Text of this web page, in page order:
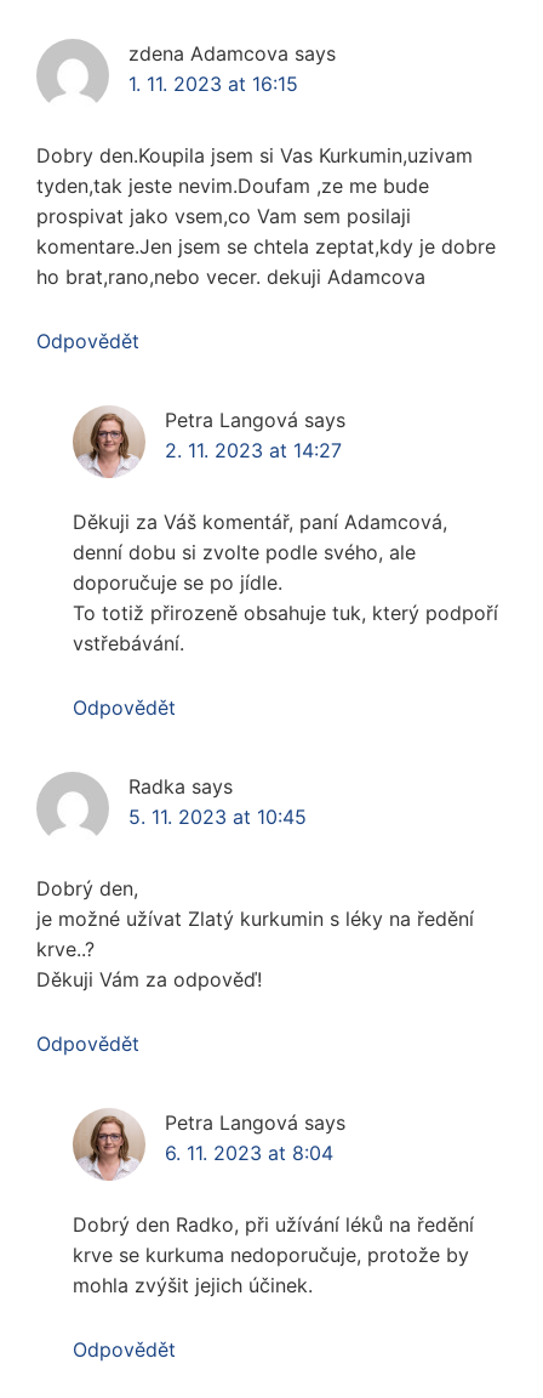
zdena Adamcova says
1. 11. 2023 at 16:15
Dobry den.Koupila jsem si Vas Kurkumin,uzivam
tyden,tak jeste nevim.Doufam ,ze me bude
prospivat jako vsem,co Vam sem posilaji
komentare.Jen jsem se chtela zeptat,kdy je dobre
ho brat,rano,nebo vecer. dekuji Adamcova
Odpovědět
Petra Langová says
2. 11. 2023 at 14:27
Děkuji za Váš komentář, paní Adamcová,
denní dobu si zvolte podle svého, ale
doporučuje se po jídle.
To totiž přirozeně obsahuje tuk, který podpoří
vstřebávání.
Odpovědět
Radka says
5. 11. 2023 at 10:45
Dobrý den,
je možné užívat Zlatý kurkumin s léky na ředění
krve..?
Děkuji Vám za odpověď!
Odpovědět
Petra Langová says
6. 11. 2023 at 8:04
Dobrý den Radko, při užívání léků na ředění
krve se kurkuma nedoporučuje, protože by
mohla zvýšit jejich účinek.
Odpovědět